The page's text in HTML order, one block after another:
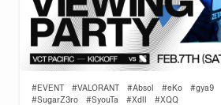
#EVENT #VALORANT #Absol #eKo #gya9
#SugarZ3ro
#SyouTa #Xdll #XQQ